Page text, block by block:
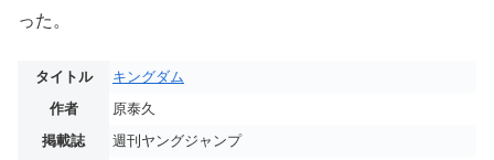
った。
タイトル
キングダム
作者
原泰久
掲載誌
週刊ヤングジャンプ